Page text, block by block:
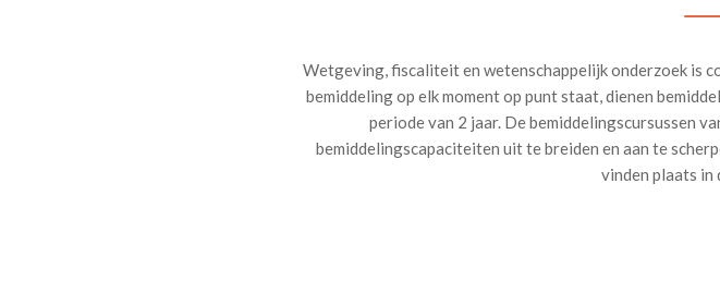
Wetgeving, fiscaliteit en wetenschappelijk onderzoek is
bemiddeling op elk moment op punt staat, dienen
periode van 2 jaar. De bemiddelingscursussen
bemiddelingscapaciteiten uit te breiden en aan te
vinden plaats in